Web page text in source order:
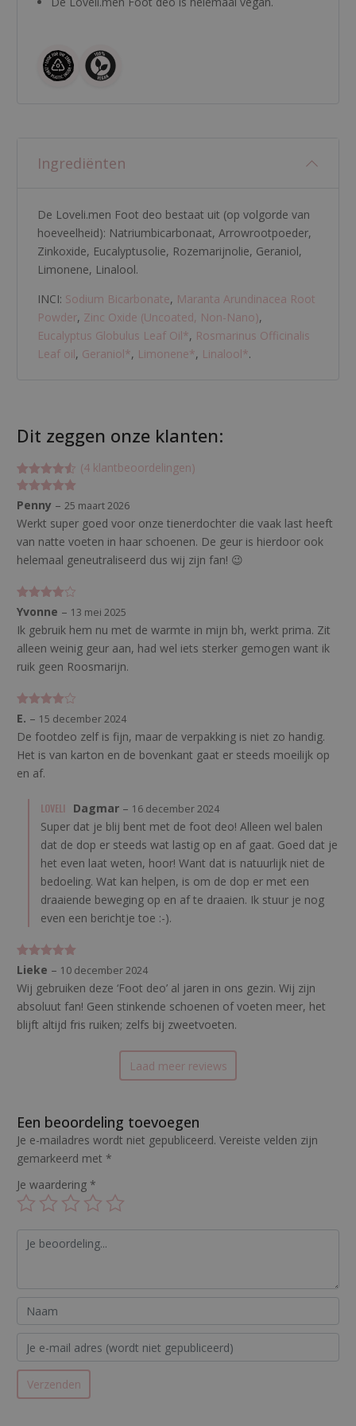
Ingrediënten
De Loveli.men Foot deo bestaat uit (op volgorde van
hoeveelheid): Natriumbicarbonaat, Arrowrootpoeder,
Zinkoxide, Eucalyptusolie, Rozemarijnolie, Geraniol,
Limonene, Linalool.
INCI: Sodium Bicarbonate, Maranta Arundinacea Root
Powder, Zinc Oxide (Uncoated, Non-Nano),
Eucalyptus Globulus Leaf Oil*, Rosmarinus Officinalis
Leaf oil, Geraniol*, Limonene*, Linalool*.
Dit zeggen onze klanten:
Gewaardeer
gebaseerd
op
4
klant
waardering
en
(4klantbeoordelingen)
Gewaardeerd
5 uit 5
Penny – 25 maart 2026
Werkt super goed voor onze tienerdochter die vaak last heeft
van natte voeten in haar schoenen. De geur is hierdoor ook
helemaal geneutraliseerd dus wij zijn fan! 😉
Gewaarde
erd 4uit
5
Yvonne – 13 mei 2025
Ik gebruik hem nu met de warmte in mijn bh, werkt prima. Zit
alleen weinig geur aan, had wel iets sterker gemogen want ik
ruik geen Roosmarijn.
Gewaarde
erd
4 uit
5
E. – 15 december 2024
De footdeo zelf is fijn, maar de verpakking is niet zo handig.
Het is van karton en de bovenkant gaat er steeds moeilijk op
en af.
LOVELI Dagmar – 16 december 2024
Super dat je blij bent met de foot deo! Alleen wel balen
dat de dop er steeds wat lastig op en af gaat. Goed dat je
het even laat weten, hoor! Want dat is natuurlijk niet de
bedoeling. Wat kan helpen, is om de dop er met een
draaiende beweging op en af te draaien. Ik stuur je nog
even een berichtje toe :-).
Gewaardeerd
5uit 5
Lieke – 10 december 2024
Wij gebruiken deze ‘Foot deo’ al jaren in ons gezin. Wij zijn
absoluut fan! Geen stinkende schoenen of voeten meer, het
blijft altijd fris ruiken; zelfs bij zweetvoeten.
Laad meer reviews
Een beoordeling toevoegen
Je e-mailadres wordt niet gepubliceerd. Vereiste velden zijn
gemarkeerd met *
Je waardering *